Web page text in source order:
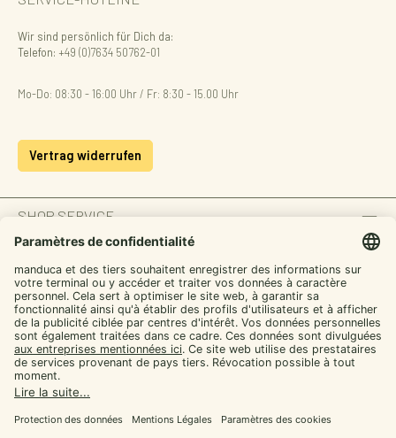
Wir sind persönlich für Dich da:
Telefon: +49 (0)7634 50762-01
Mo-Do: 08:30 - 16:00 Uhr / Fr: 8:30 - 15.00 Uhr
Vertrag widerrufen
SHOP SERVICE
INFORMATION
ZAHLUNGSARTEN
SICHER EINKAUFEN
UNSERE COMMUNITIES